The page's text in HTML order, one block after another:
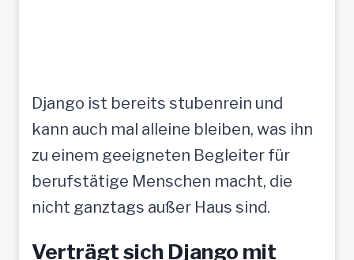
Django ist bereits stubenrein und
kann auch mal alleine bleiben, was ihn
zu einem geeigneten Begleiter für
berufstätige Menschen macht, die
nicht ganztags außer Haus sind.
Verträgt sich Django mit